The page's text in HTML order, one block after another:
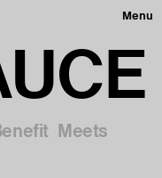
Menu
Meets